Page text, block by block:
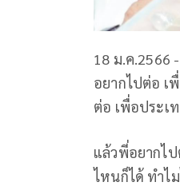
18 ม.ค.2566
อยากไปต่อ เ
ต่อ เพื่อประเ
แล้วพี่อยากไ
ไหนก็ได้ ทำไ